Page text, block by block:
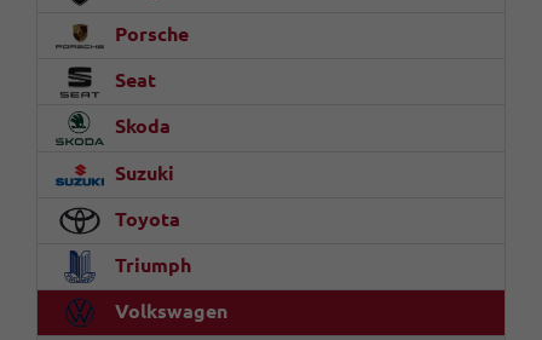
Porsche
Seat
Skoda
Suzuki
Toyota
Triumph
Volkswagen